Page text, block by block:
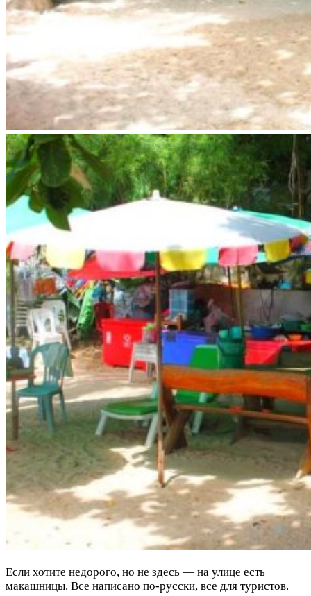
Если хотите недорого, но не здесь — на улице есть
макашницы. Все написано по-русски, все для туристов.